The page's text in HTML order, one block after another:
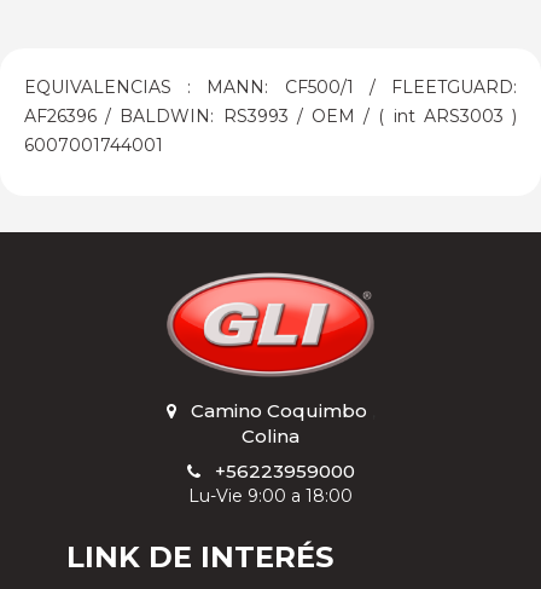
EQUIVALENCIAS : MANN: CF500/1 / FLEETGUARD:
AF26396 / BALDWIN: RS3993 / OEM / ( int ARS3003 )
6007001744001
Camino Coquimbo
Colina
+56223959000
Lu-Vie 9:00 a 18:00
LINK DE INTERÉS